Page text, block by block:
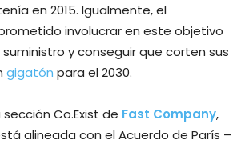
en 2015. Igualmente, el
involucrar en este objetivo
y conseguir que corten sus
gigatón para el 2030.
Co.Exist de Fast Company,
alineada con el Acuerdo de París –